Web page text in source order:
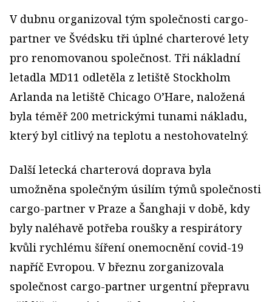
V dubnu organizoval tým společnosti cargo-
partner ve Švédsku tři úplné charterové lety
pro renomovanou společnost. Tři nákladní
letadla MD11 odletěla z letiště Stockholm
Arlanda na letiště Chicago O’Hare, naložená
byla téměř 200 metrickými tunami nákladu,
který byl citlivý na teplotu a nestohovatelný.
Další letecká charterová doprava byla
umožněna společným úsilím týmů společnosti
cargo-partner v Praze a Šanghaji v době, kdy
byly naléhavě potřeba roušky a respirátory
kvůli rychlému šíření onemocnění covid-19
napříč Evropou. V březnu zorganizovala
společnost cargo-partner urgentní přepravu